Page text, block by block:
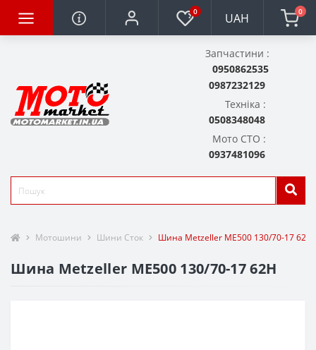
0 UAH 0
Запчастини :
0950862535
0987232129
Техніка :
0508348048
Мото СТО :
0937481096
Мотошини Шини Сток Шина Metzeller ME500 130/70-17 62H
Шина Metzeller ME500 130/70-17 62H